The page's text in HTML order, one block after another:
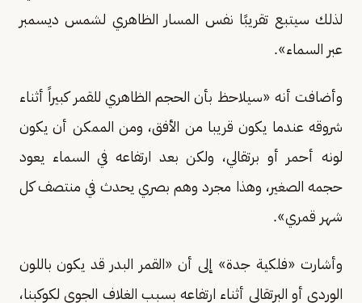
لذلك سيتبع تقريبًا نفس المسار الظاهري لشمس ديسمبر
عبر السماء».
وأضافت أنه «سيلاحظ بأن الحجم الظاهري للقمر كبيراً أثناء
شروقه عندما يكون قريبا من الأفق، ومن الممكن أن يكون
لونه أحمر أو برتقالي، ولكن بعد ارتفاعه في السماء يعود
حجمه الصغير، وهذا مجرد وهم بصري يحدث في منتصف كل
شهر قمري».
وأشارت «فلكية جدة» إلى أن «القمر البدر قد يكون باللون
الوردي أو البرتقالي أثناء ارتفاعه بسبب الغلاف الجوي لكوكبنا،